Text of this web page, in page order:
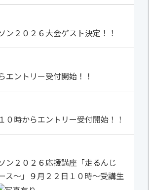
ン２０２６大会ゲスト決定！！
エントリー受付開始！！
０時からエントリー受付開始！！
ン２０２６応援講座「走るんじ
ス～」９月２２日１０時～受講生